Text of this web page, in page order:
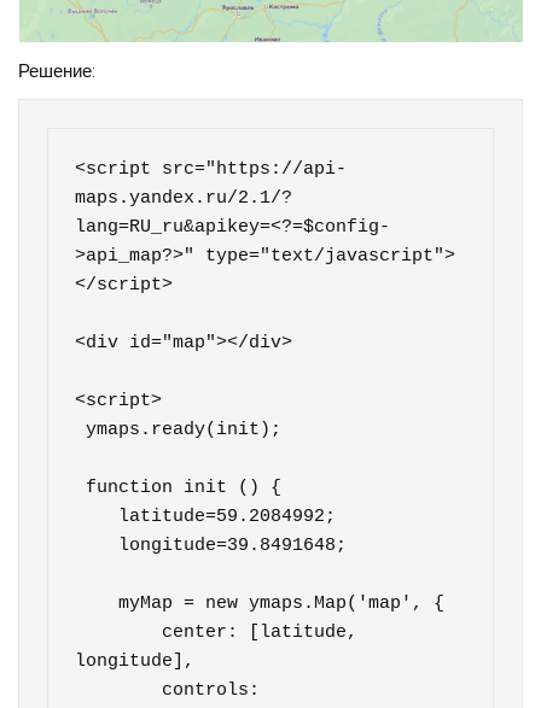
Решение:
<script src="https://api-
maps.yandex.ru/2.1/?
lang=RU_ru&apikey=<?=$config-
>api_map?>" type="text/javascript">
</script>
<div id="map"></div>
<script>
ymaps.ready(init);
    myMap = new ymaps.Map('map', {
longitude],